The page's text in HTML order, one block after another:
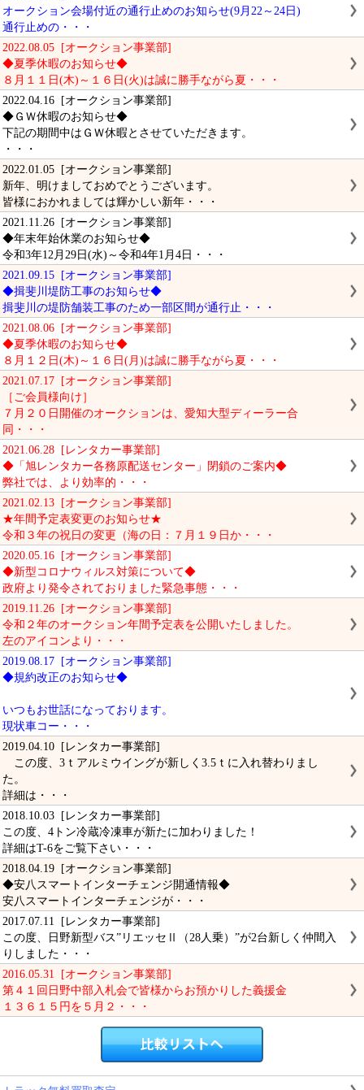
オークション会場付近の通行止めのお知らせ(9月22～24日)
通行止めの・・・
2022.08.05 [オークション事業部]
◆夏季休暇のお知らせ◆
８月１１日(木)～１６日(火)は誠に勝手ながら夏・・・
2022.04.16 [オークション事業部]
◆ＧＷ休暇のお知らせ◆
下記の期間中はＧＷ休暇とさせていただきます。
・・・
2022.01.05 [オークション事業部]
新年、明けましておめでとうございます。
皆様におかれましては輝かしい新年・・・
2021.11.26 [オークション事業部]
◆年末年始休業のお知らせ◆
令和3年12月29日(水)～令和4年1月4日・・・
2021.09.15 [オークション事業部]
◆揖斐川堤防工事のお知らせ◆
揖斐川の堤防舗装工事のため一部区間が通行止・・・
2021.08.06 [オークション事業部]
◆夏季休暇のお知らせ◆
８月１２日(木)～１６日(月)は誠に勝手ながら夏・・・
2021.07.17 [オークション事業部]
［ご会員様向け］
７月２０日開催のオークションは、愛知大型ディーラー合
同・・・
2021.06.28 [レンタカー事業部]
◆「旭レンタカー各務原配送センター」閉鎖のご案内◆
弊社では、より効率的・・・
2021.02.13 [オークション事業部]
★年間予定表変更のお知らせ★
令和３年の祝日の変更（海の日：７月１９日か・・・
2020.05.16 [オークション事業部]
◆新型コロナウィルス対策について◆
政府より発令されておりました緊急事態・・・
2019.11.26 [オークション事業部]
令和２年のオークション年間予定表を公開いたしました。
左のアイコンより・・・
2019.08.17 [オークション事業部]
◆規約改正のお知らせ◆
いつもお世話になっております。
現状車コー・・・
2019.04.10 [レンタカー事業部]
この度、3ｔアルミウイングが新しく3.5ｔに入れ替わりまし
た。
詳細は・・・
2018.10.03 [レンタカー事業部]
この度、4トン冷蔵冷凍車が新たに加わりました！
詳細はT-6をご覧下さい・・・
2018.04.19 [オークション事業部]
◆安八スマートインターチェンジ開通情報◆
安八スマートインターチェンジが・・・
2017.07.11 [レンタカー事業部]
この度、日野新型バス”リエッセⅡ（28人乗）”が2台新しく仲間入
りしました・・・
2016.05.31 [オークション事業部]
第４１回日野中部入札会で皆様からお預かりした義援金
１３６１５円を５月２・・・